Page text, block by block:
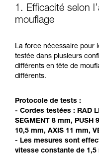
consulter. Vous
informations de
pouvoir
Maîtriser ces
formation et un
avec un
liées à votre
que nous ne
1. Efficacité selon
mouflage
La force nécessaire pour
testée dans plusieurs
différents en tête de
différents.
Protocole de tests :
- Cordes testées : RAD
SEGMENT 8 mm, PUSH
10,5 mm, AXIS 11 mm,
- Les mesures sont
vitesse constante de